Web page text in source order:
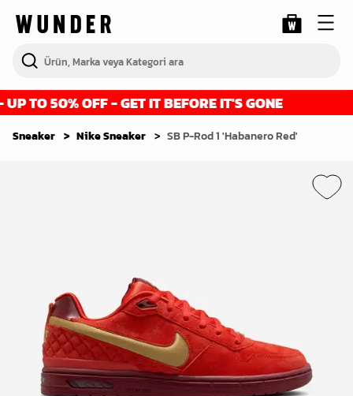
TO 50% OFF - GET IT BEFORE IT'S GONE
Sneaker Nike Sneaker SB P-Rod 1 'Habanero Red'